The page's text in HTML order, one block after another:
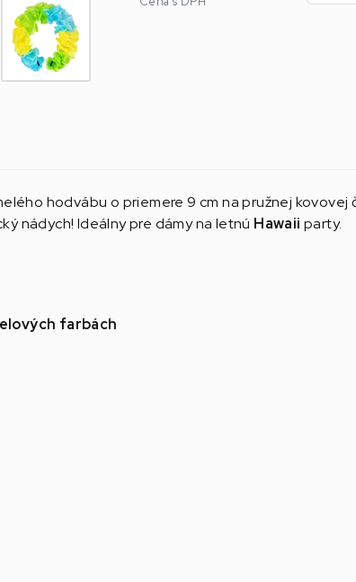
hodvábu o priemere 9 cm na pružnej
nádych! Ideálny pre dámy na letnú Hawaii party.
farbách